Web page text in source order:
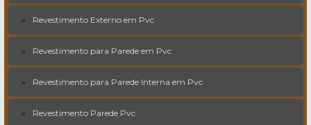
Revestimento Externo em Pvc
Revestimento para Parede em Pvc
Revestimento para Parede Interna em Pvc
Revestimento Parede Pvc